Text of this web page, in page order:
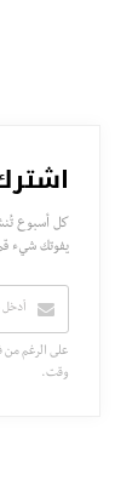
كل أسبوع
يفوتك شيء قم
على الرغم من
وقت.